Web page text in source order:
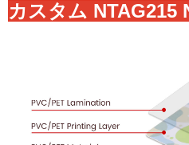
カスタム NTAG215